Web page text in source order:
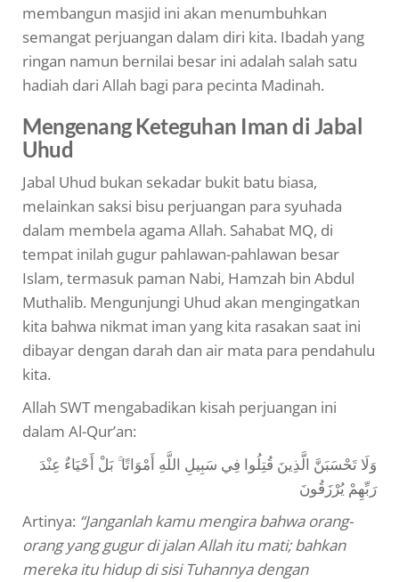
membangun masjid ini akan menumbuhkan
semangat perjuangan dalam diri kita. Ibadah yang
ringan namun bernilai besar ini adalah salah satu
hadiah dari Allah bagi para pecinta Madinah.
Mengenang Keteguhan Iman di Jabal
Uhud
Jabal Uhud bukan sekadar bukit batu biasa,
melainkan saksi bisu perjuangan para syuhada
dalam membela agama Allah. Sahabat MQ, di
tempat inilah gugur pahlawan-pahlawan besar
Islam, termasuk paman Nabi, Hamzah bin Abdul
Muthalib. Mengunjungi Uhud akan mengingatkan
kita bahwa nikmat iman yang kita rasakan saat ini
dibayar dengan darah dan air mata para pendahulu
kita.
Allah SWT mengabadikan kisah perjuangan ini
dalam Al-Qur’an:
وَلَا تَحْسَبَنَّ الَّذِينَ قُتِلُوا فِي سَبِيلِ اللَّهِ أَمْوَاتًا ۚ بَلْ أَحْيَاءٌ عِنْدَ
رَبِّهِمْ يُرْزَقُونَ
Artinya: “Janganlah kamu mengira bahwa orang-
orang yang gugur di jalan Allah itu mati; bahkan
mereka itu hidup di sisi Tuhannya dengan